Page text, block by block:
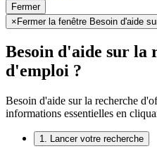
Fermer
×Fermer la fenêtre Besoin d'aide
Besoin d'aide sur la
d'emploi ?
Besoin d'aide sur la recherche
informations essentielles en
1. Lancer votre recherche